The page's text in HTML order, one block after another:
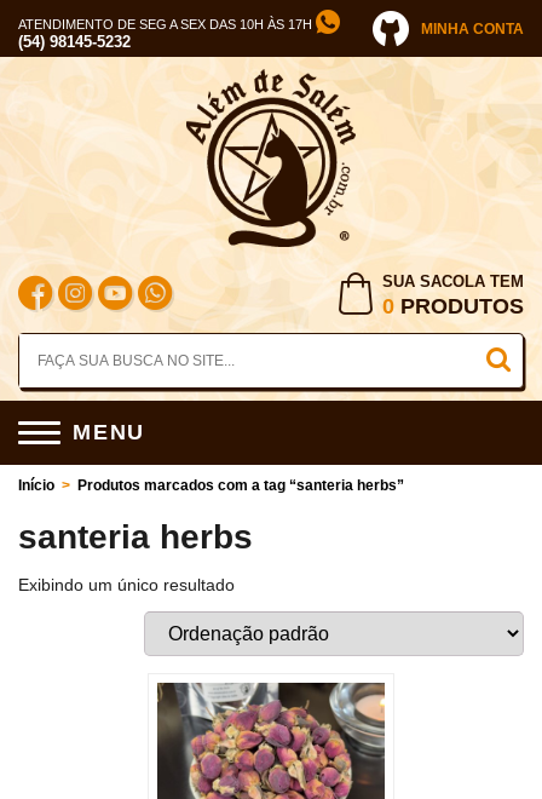
ATENDIMENTO DE SEG A SEX DAS 10H ÀS 17H
(54) 98145-5232
MINHA CONTA
SUA SACOLA TEM
0 PRODUTOS
MENU
Início > Produtos marcados com a tag “santeria herbs”
santeria herbs
Exibindo um único resultado